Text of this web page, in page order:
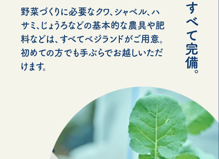
野菜づくりに必要なクワ、シャベル、ハ
サミ、じょうろなどの基本的な農具や肥
料などは、すべてベジランドがご用意。
初めての方でも手ぶらでお越しいただ
けます。